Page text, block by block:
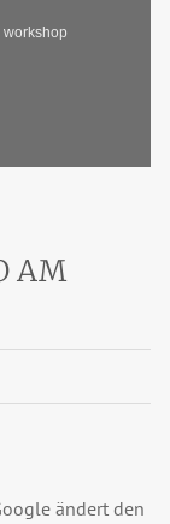
workshop
AM
ändert den